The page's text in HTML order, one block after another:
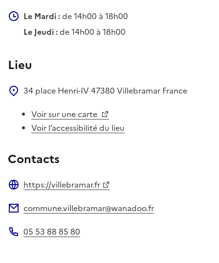
Le Mardi :de 14h00 à 18h00
Le Jeudi :de 14h00 à 18h00
Lieu
34 place Henri-IV47380 Villebramar France
Voir sur une carte
Voir l’accessibilité du lieu
Contacts
https://villebramar.fr
commune.villebramar@wanadoo.fr
05 53 88 85 80